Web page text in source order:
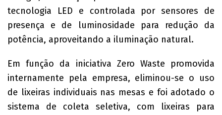
tecnologia LED e controlada por sensores de
presença e de luminosidade para redução da
potência, aproveitando a iluminação natural.
Em função da iniciativa Zero Waste promovida
internamente pela empresa, eliminou-se o uso
de lixeiras individuais nas mesas e foi adotado o
sistema de coleta seletiva, com lixeiras para